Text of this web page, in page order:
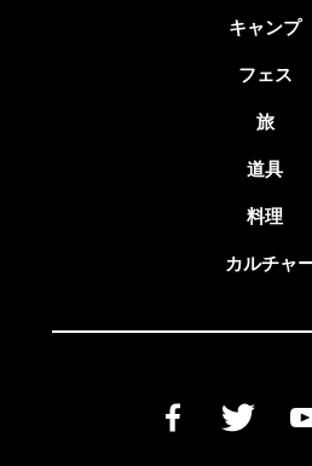
キャンプ
フェス
旅
道具
料理
カルチャ